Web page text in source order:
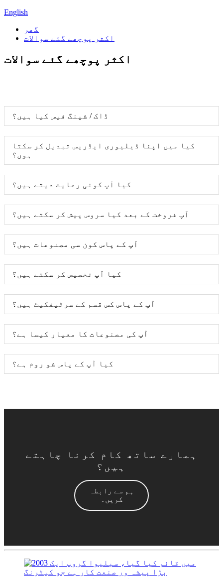
English
گھر
اکثر پوچھے گئے سوالات
اکثر پوچھے گئے سوالات
ڈاک / شپنگ فیس کیا ہیں؟
کیا میں اپنا ڈیلیوری ایڈریس تبدیل کر سکتا
ہوں؟
کیا آپ کوئی رعایت دیتے ہیں؟
آپ فروخت کے بعد کیا سروس پیش کر سکتے ہیں؟
آپ کے پاس کون سی مصنوعات ہیں؟
کیا آپ تخصیص کر سکتے ہیں؟
آپ کے پاس کس قسم کے سرٹیفکیٹ ہیں؟
آپ کی مصنوعات کا معیار کیسا ہے؟
کیا آپ کے پاس شو روم ہے؟
ہمارے ساتھ کام کرنا چاہتے
ہیں؟
ہم سے رابطہ
کریں۔